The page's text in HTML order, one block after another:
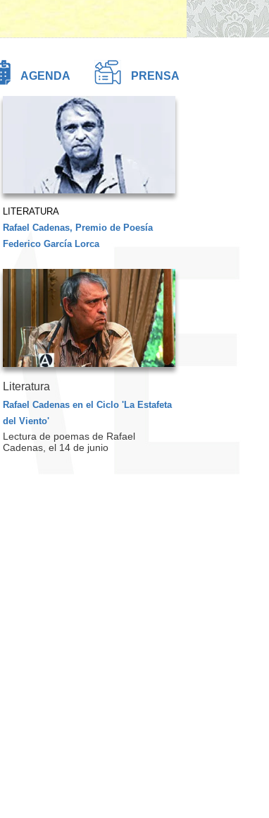
AGENDA PRENSA
LITERATURA
Rafael Cadenas, Premio de Poesía
Federico García Lorca
Literatura
Rafael Cadenas en el Ciclo 'La Estafeta
del Viento'
Lectura de poemas de Rafael
Cadenas, el 14 de junio